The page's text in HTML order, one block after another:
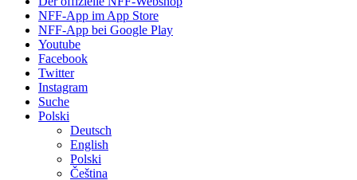
NFF-App im App Store
NFF-App bei Google Play
Youtube
Facebook
Twitter
Instagram
Suche
Polski
Deutsch
English
Polski
Čeština